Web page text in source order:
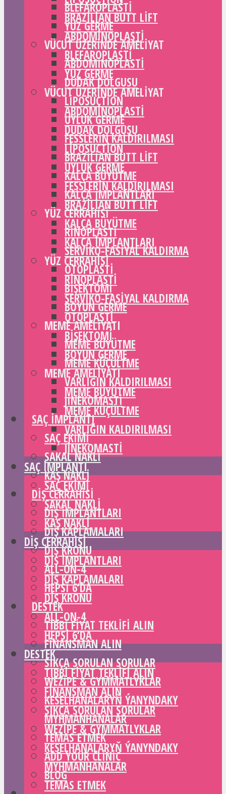
BLEFAROPLASTI
YÜZ GERME
VÜCUT ÜZERINDE AMELIYAT
ABDOMINOPLASTI
DUDAK DOLGUSU
LIPOSUCTION
UYLUK GERME
FESSLERIN KALDIRILMASI
BRAZILIAN BUTT LIFT
KALÇA BÜYÜTME
KALÇA IMPLANTLARI
YÜZ CERRAHISI
RINOPLASTI
SERVIKO-FASIYAL KALDIRMA
OTOPLASTI
BIŞEKTOMI
BOYUN GERME
MEME AMELIYATI
MEME BÜYÜTME
MEME KÜÇÜLTME
VARLIĞIN KALDIRILMASI
JINEKOMASTI
SAÇ IMPLANTI
SAÇ EKIMI
SAKAL NAKLI
KAŞ NAKLI
DIŞ CERRAHISI
DIŞ IMPLANTLARI
DIŞ KAPLAMALARI
DIŞ KRONU
ALL-ON-4
HEPSI 6’DA
DESTEK
TIBBI FIYAT TEKLIFI ALIN
FINANSMAN ALIN
SIKÇA SORULAN SORULAR
WEZIPE & GYMMATLYKLAR
KESELHANALARYŇ ÝANYNDAKY
MYHMANHANALAR
TEMAS ETMEK
ADD YOUR CLINIC
BLOG
BRAZILIAN BUTT LIFT
ABDOMINOPLASTI
BLEFAROPLASTI
YÜZ GERME
VÜCUT ÜZERINDE AMELIYAT
ABDOMINOPLASTI
DUDAK DOLGUSU
LIPOSUCTION
UYLUK GERME
FESSLERIN KALDIRILMASI
BRAZILIAN BUTT LIFT
KALÇA BÜYÜTME
KALÇA IMPLANTLARI
YÜZ CERRAHISI
RINOPLASTI
SERVIKO-FASIYAL KALDIRMA
OTOPLASTI
BIŞEKTOMI
BOYUN GERME
MEME AMELIYATI
MEME BÜYÜTME
MEME KÜÇÜLTME
VARLIĞIN KALDIRILMASI
JINEKOMASTI
SAÇ IMPLANTI
SAÇ EKIMI
SAKAL NAKLI
KAŞ NAKLI
DIŞ CERRAHISI
DIŞ IMPLANTLARI
DIŞ KAPLAMALARI
DIŞ KRONU
ALL-ON-4
HEPSI 6’DA
DESTEK
TIBBI FIYAT TEKLIFI ALIN
FINANSMAN ALIN
SIKÇA SORULAN SORULAR
WEZIPE & GYMMATLYKLAR
KESELHANALARYŇ ÝANYNDAKY
MYHMANHANALAR
TEMAS ETMEK